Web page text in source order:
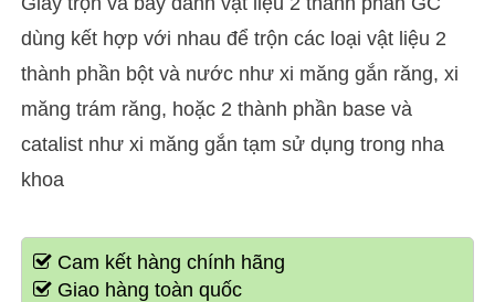
dùng kết hợp với nhau để trộn các loại vật liệu 2
thành phần bột và nước như xi măng gắn răng, xi
măng trám răng, hoặc 2 thành phần base và
catalist như xi măng gắn tạm sử dụng trong nha
khoa
Cam kết hàng chính hãng
Giao hàng toàn quốc